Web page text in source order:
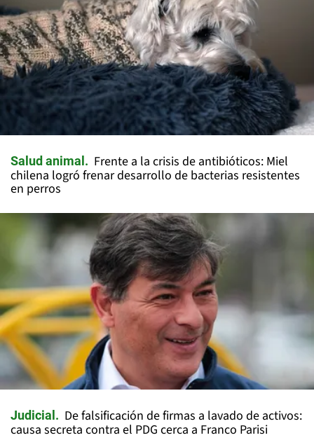
Salud animal
Frente a la crisis de antibióticos: Miel
chilena logró frenar desarrollo de bacterias resistentes
en perros
Judicial
De falsificación de firmas a lavado de activos:
causa secreta contra el PDG cerca a Franco Parisi